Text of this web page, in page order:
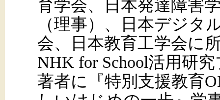
育学会、日本発達障害
（理事）、日本デジタ
会、日本教育工学会に
NHK for School活用研
著者に『特別支援教育